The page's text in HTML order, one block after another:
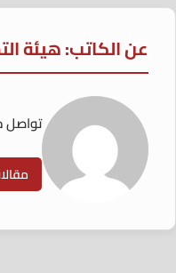
عن الكاتب: هيئة
تواصل
مقالات